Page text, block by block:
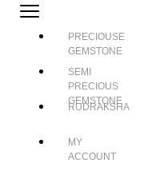
PRECIOUSE
GEMSTONE
SEMI
PRECIOUS
GEMSTONE
RUDRAKSHA
MY
ACCOUNT